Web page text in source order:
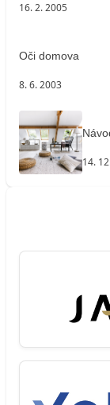
16. 2. 2005
Oči domova
8. 6. 2003
14.